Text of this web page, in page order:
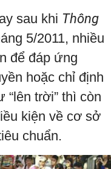
sau khi Thông
5/2011, nhiều
để đáp ứng
hoặc chỉ định
“lên trời” thì còn
kiện về cơ sở
chuẩn.